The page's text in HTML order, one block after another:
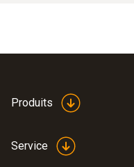
Produits
Service